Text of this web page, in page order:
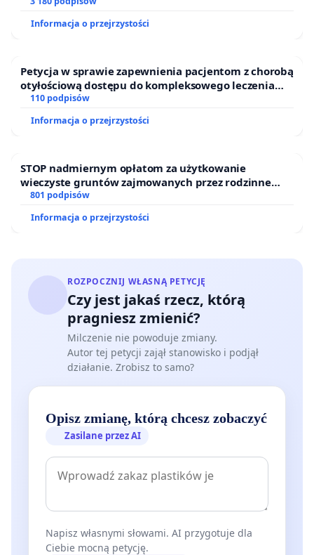
Informacja o przejrzystości
Petycja w sprawie zapewnienia pacjentom z chorobą
otyłościową dostępu do kompleksowego leczenia
oraz programów profilaktycznych.
110 podpisów
Informacja o przejrzystości
STOP nadmiernym opłatom za użytkowanie
wieczyste gruntów zajmowanych przez rodzinne
ogrody działkowe.
801 podpisów
Informacja o przejrzystości
ROZPOCZNIJ WŁASNĄ PETYCJĘ
Czy jest jakaś rzecz, którą
pragniesz zmienić?
Milczenie nie powoduje zmiany.
Autor tej petycji zajął stanowisko i podjął
działanie. Zrobisz to samo?
Opisz zmianę, którą chcesz zobaczyć
Zasilane przez AI
Napisz własnymi słowami. AI przygotuje dla
Ciebie mocną petycję.